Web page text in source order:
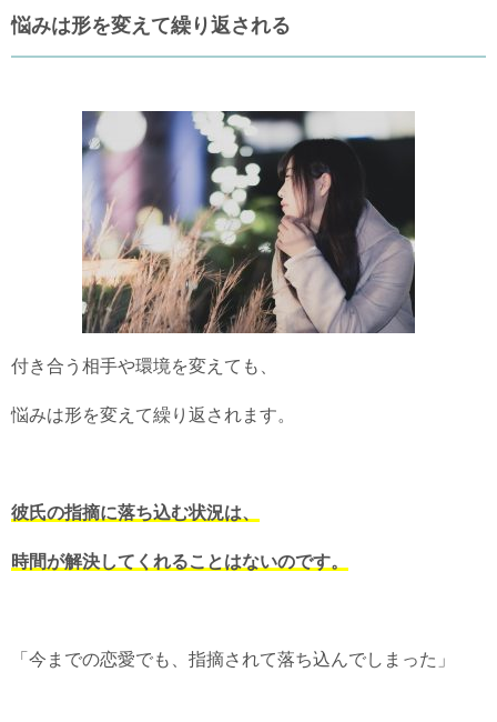
悩みは形を変えて繰り返される
付き合う相手や環境を変えても、
悩みは形を変えて繰り返されます。
彼氏の指摘に落ち込む状況は、
時間が解決してくれることはないのです。
「今までの恋愛でも、指摘されて落ち込んでしまった」